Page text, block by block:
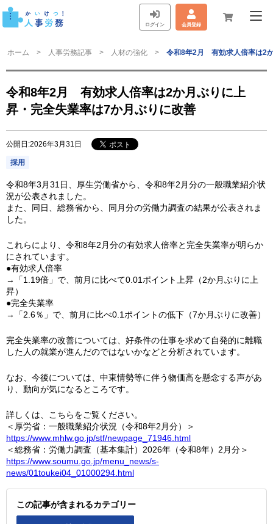
ログイン 会員登録
ホーム 人事労務記事 人材の強化 令和8年2月 有効求人倍率は2
令和8年2月 有効求人倍率は2か月ぶりに上
昇・完全失業率は7か月ぶりに改善
公開日:2026年3月31日
採用
令和8年3月31日、厚生労働省から、令和8年2月分の一般職業紹介状
況が公表されました。
また、同日、総務省から、同月分の労働力調査の結果が公表されま
した。
これらにより、令和8年2月分の有効求人倍率と完全失業率が明らか
にされています。
●有効求人倍率
→「1.19倍」で、前月に比べて0.01ポイント上昇（2か月ぶりに上
昇）
●完全失業率
→「2.6％」で、前月に比べ0.1ポイントの低下（7か月ぶりに改善）
完全失業率の改善については、好条件の仕事を求めて自発的に離職
した人の就業が進んだのではないかなどと分析されています。
なお、今後については、中東情勢等に伴う物価高を懸念する声があ
り、動向が気になるところです。
詳しくは、こちらをご覧ください。
＜厚労省：一般職業紹介状況（令和8年2月分）＞
https://www.mhlw.go.jp/stf/newpage_71946.html
＜総務省：労働力調査（基本集計）2026年（令和8年）2月分＞
https://www.soumu.go.jp/menu_news/s-
news/01toukei04_01000294.html
この記事が含まれるカテゴリー